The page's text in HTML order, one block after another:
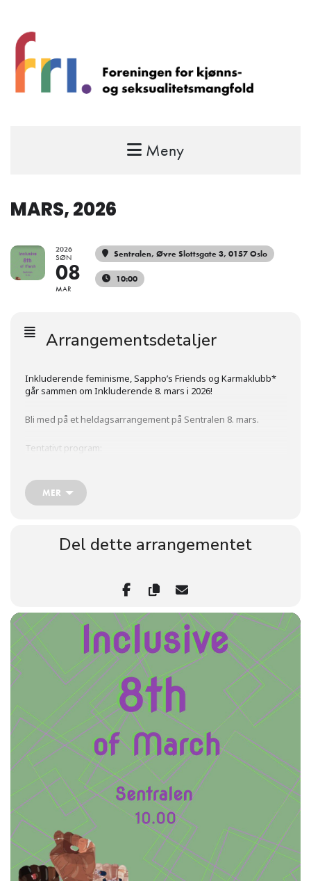
FRI – foreningen for kjønns- og
Meny
MARS, 2026
2026
SØN
08
MAR
Sentralen, Øvre Slottsgate 3, 0157 Oslo
10:00
Arrangementsdetaljer
Inkluderende feminisme, Sappho’s Friends og Karmaklubb*
går sammen om Inkluderende 8. mars i 2026!
Bli med på et heldagsarrangement på Sentralen 8. mars.
Tentativt program:
(Panelsamtale) Community building as a radical practice
Deltakere: Lara Okafor med flere
12:00
(Panelsamtale) Kristenkonservativ motstand mot skolens
undervisning om kjønn og seksualitet
Deltakere: Marianne Støle-Nilsen (styreleder Inkluderende
Feminisme-Initiativet), Janicke Heldal (professor i pedagogikk
MF), Christian Lomsdalen (stipendiat i religionsvitenskap, UiB),
Liv-Iren Westnes (Skeivt kristent nettverk)
45 minutter
/Norsk/
13:00
(Bokprat) “Hit, men ikke lenger” (En bok under utarbeidelse)
Deltakere: Malin Kulseth (journalist og forfatter) og Marianne
Støle-Nilsen (styreleder Inkluderende Feminisme-Initiativet)
30 minutter
/Norsk/
MER
Del dette arrangementet